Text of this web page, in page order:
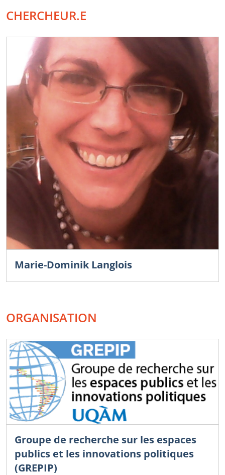
CHERCHEUR.E
Marie-Dominik Langlois
ORGANISATION
Groupe de recherche sur les espaces
publics et les innovations politiques
(GREPIP)